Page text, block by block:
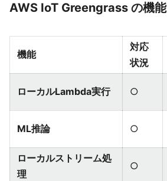
AWS IoT Greengrass の機能
機能
対応
状況
ローカルLambda実行 ○
ML推論 ○
ローカルストリーム処
理
○